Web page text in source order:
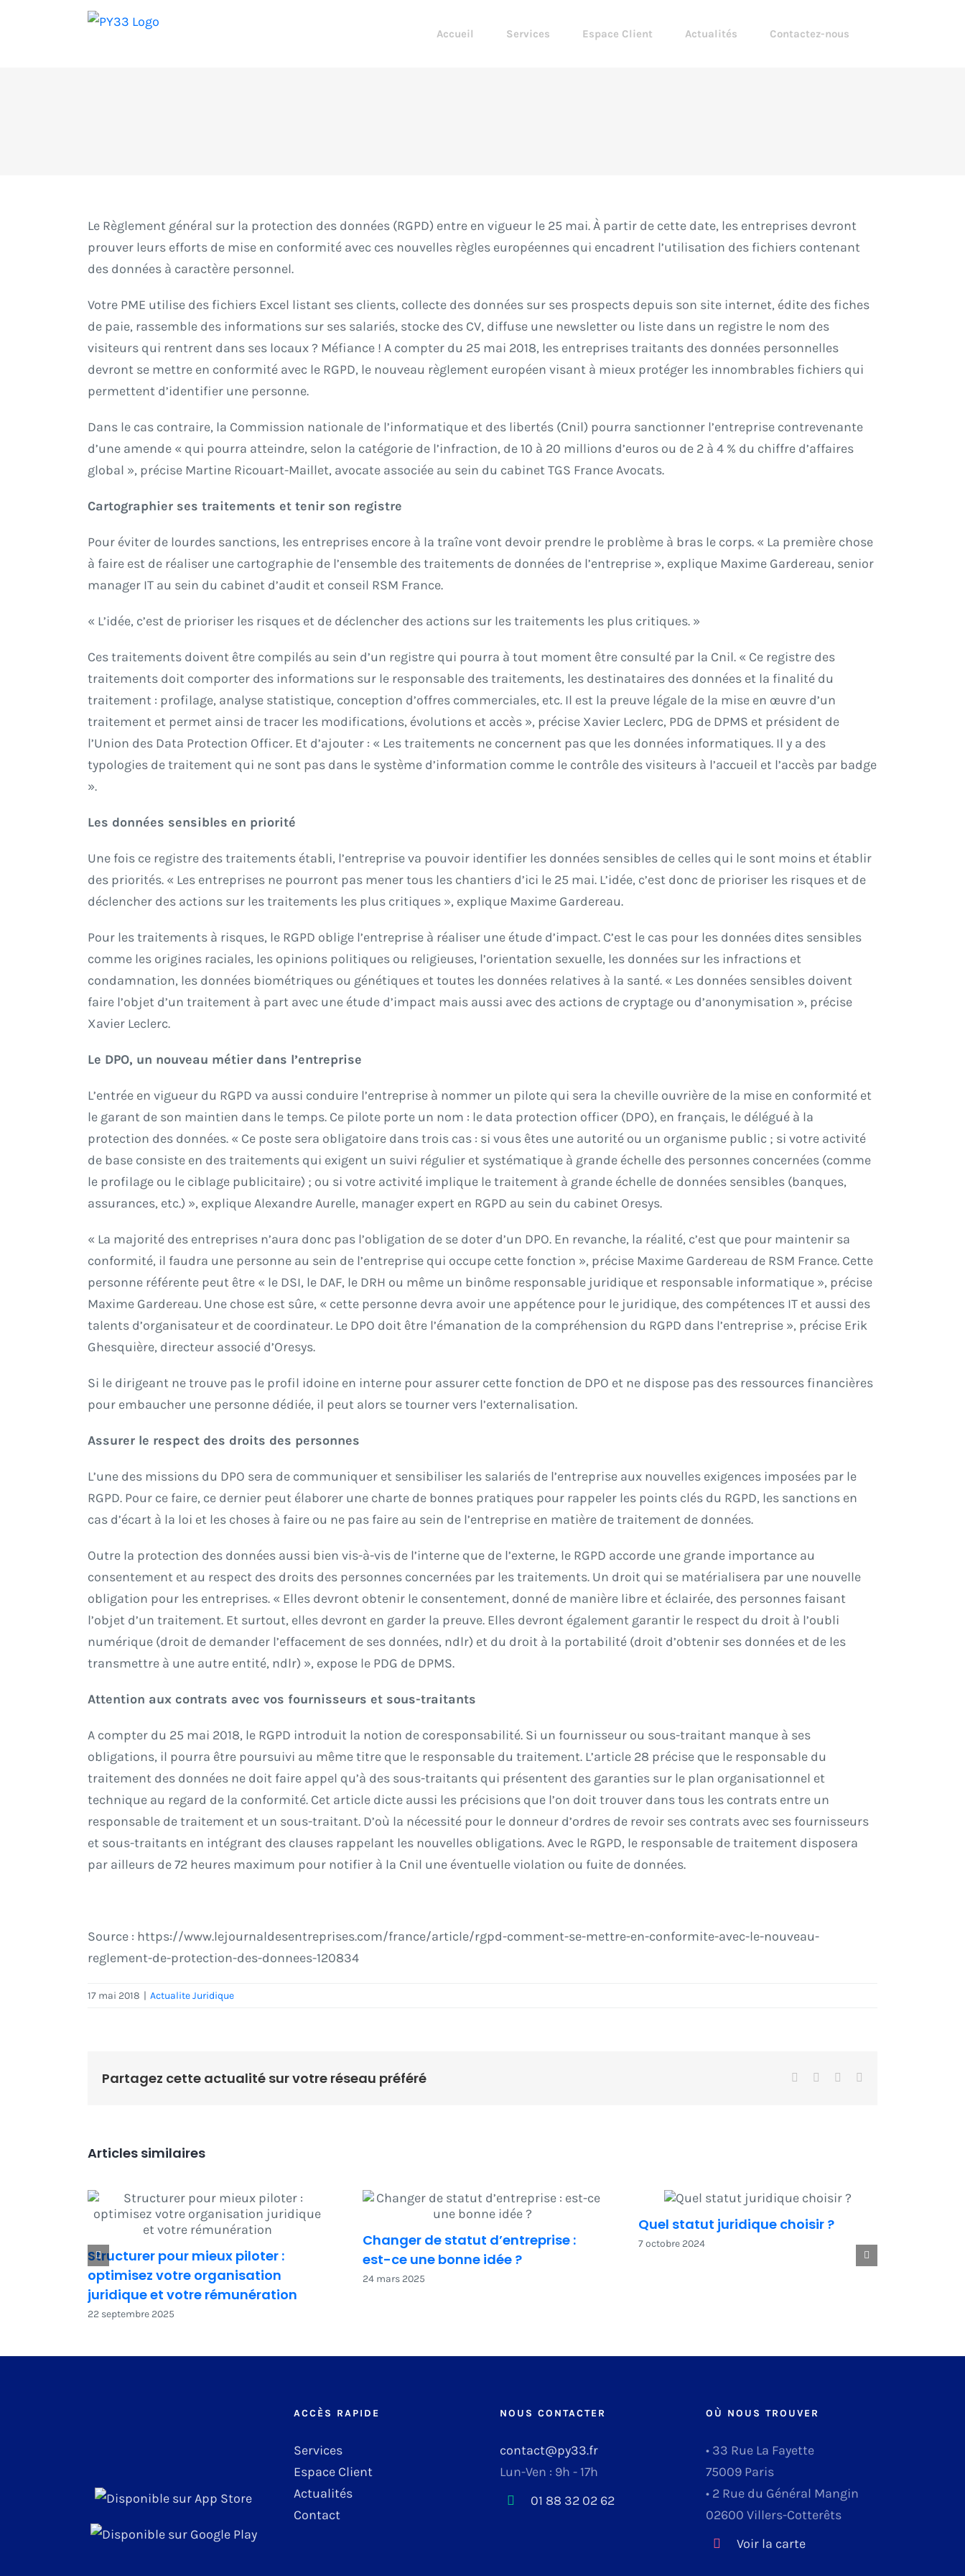
Accueil Services Espace Client Actualités Contactez-nous
Le Règlement général sur la protection des données (RGPD) entre en vigueur le 25 mai. À partir de cette date, les entreprises devront
prouver leurs efforts de mise en conformité avec ces nouvelles règles européennes qui encadrent l’utilisation des fichiers contenant
des données à caractère personnel.
Votre PME utilise des fichiers Excel listant ses clients, collecte des données sur ses prospects depuis son site internet, édite des fiches
de paie, rassemble des informations sur ses salariés, stocke des CV, diffuse une newsletter ou liste dans un registre le nom des
visiteurs qui rentrent dans ses locaux ? Méfiance ! A compter du 25 mai 2018, les entreprises traitants des données personnelles
devront se mettre en conformité avec le RGPD, le nouveau règlement européen visant à mieux protéger les innombrables fichiers qui
permettent d’identifier une personne.
Dans le cas contraire, la Commission nationale de l’informatique et des libertés (Cnil) pourra sanctionner l’entreprise contrevenante
d’une amende « qui pourra atteindre, selon la catégorie de l’infraction, de 10 à 20 millions d’euros ou de 2 à 4 % du chiffre d’affaires
global », précise Martine Ricouart-Maillet, avocate associée au sein du cabinet TGS France Avocats.
Cartographier ses traitements et tenir son registre
Pour éviter de lourdes sanctions, les entreprises encore à la traîne vont devoir prendre le problème à bras le corps. « La première chose
à faire est de réaliser une cartographie de l’ensemble des traitements de données de l’entreprise », explique Maxime Gardereau, senior
manager IT au sein du cabinet d’audit et conseil RSM France.
« L’idée, c’est de prioriser les risques et de déclencher des actions sur les traitements les plus critiques. »
Ces traitements doivent être compilés au sein d’un registre qui pourra à tout moment être consulté par la Cnil. « Ce registre des
traitements doit comporter des informations sur le responsable des traitements, les destinataires des données et la finalité du
traitement : profilage, analyse statistique, conception d’offres commerciales, etc. Il est la preuve légale de la mise en œuvre d’un
traitement et permet ainsi de tracer les modifications, évolutions et accès », précise Xavier Leclerc, PDG de DPMS et président de
l’Union des Data Protection Officer. Et d’ajouter : « Les traitements ne concernent pas que les données informatiques. Il y a des
typologies de traitement qui ne sont pas dans le système d’information comme le contrôle des visiteurs à l’accueil et l’accès par badge
».
Les données sensibles en priorité
Une fois ce registre des traitements établi, l’entreprise va pouvoir identifier les données sensibles de celles qui le sont moins et établir
des priorités. « Les entreprises ne pourront pas mener tous les chantiers d’ici le 25 mai. L’idée, c’est donc de prioriser les risques et de
déclencher des actions sur les traitements les plus critiques », explique Maxime Gardereau.
Pour les traitements à risques, le RGPD oblige l’entreprise à réaliser une étude d’impact. C’est le cas pour les données dites sensibles
comme les origines raciales, les opinions politiques ou religieuses, l’orientation sexuelle, les données sur les infractions et
condamnation, les données biométriques ou génétiques et toutes les données relatives à la santé. « Les données sensibles doivent
faire l’objet d’un traitement à part avec une étude d’impact mais aussi avec des actions de cryptage ou d’anonymisation », précise
Xavier Leclerc.
Le DPO, un nouveau métier dans l’entreprise
L’entrée en vigueur du RGPD va aussi conduire l’entreprise à nommer un pilote qui sera la cheville ouvrière de la mise en conformité et
le garant de son maintien dans le temps. Ce pilote porte un nom : le data protection officer (DPO), en français, le délégué à la
protection des données. « Ce poste sera obligatoire dans trois cas : si vous êtes une autorité ou un organisme public ; si votre activité
de base consiste en des traitements qui exigent un suivi régulier et systématique à grande échelle des personnes concernées (comme
le profilage ou le ciblage publicitaire) ; ou si votre activité implique le traitement à grande échelle de données sensibles (banques,
assurances, etc.) », explique Alexandre Aurelle, manager expert en RGPD au sein du cabinet Oresys.
« La majorité des entreprises n’aura donc pas l’obligation de se doter d’un DPO. En revanche, la réalité, c’est que pour maintenir sa
conformité, il faudra une personne au sein de l’entreprise qui occupe cette fonction », précise Maxime Gardereau de RSM France. Cette
personne référente peut être « le DSI, le DAF, le DRH ou même un binôme responsable juridique et responsable informatique », précise
Maxime Gardereau. Une chose est sûre, « cette personne devra avoir une appétence pour le juridique, des compétences IT et aussi des
talents d’organisateur et de coordinateur. Le DPO doit être l’émanation de la compréhension du RGPD dans l’entreprise », précise Erik
Ghesquière, directeur associé d’Oresys.
Si le dirigeant ne trouve pas le profil idoine en interne pour assurer cette fonction de DPO et ne dispose pas des ressources financières
pour embaucher une personne dédiée, il peut alors se tourner vers l’externalisation.
Assurer le respect des droits des personnes
L’une des missions du DPO sera de communiquer et sensibiliser les salariés de l’entreprise aux nouvelles exigences imposées par le
RGPD. Pour ce faire, ce dernier peut élaborer une charte de bonnes pratiques pour rappeler les points clés du RGPD, les sanctions en
cas d’écart à la loi et les choses à faire ou ne pas faire au sein de l’entreprise en matière de traitement de données.
Outre la protection des données aussi bien vis-à-vis de l’interne que de l’externe, le RGPD accorde une grande importance au
consentement et au respect des droits des personnes concernées par les traitements. Un droit qui se matérialisera par une nouvelle
obligation pour les entreprises. « Elles devront obtenir le consentement, donné de manière libre et éclairée, des personnes faisant
l’objet d’un traitement. Et surtout, elles devront en garder la preuve. Elles devront également garantir le respect du droit à l’oubli
numérique (droit de demander l’effacement de ses données, ndlr) et du droit à la portabilité (droit d’obtenir ses données et de les
transmettre à une autre entité, ndlr) », expose le PDG de DPMS.
Attention aux contrats avec vos fournisseurs et sous-traitants
A compter du 25 mai 2018, le RGPD introduit la notion de coresponsabilité. Si un fournisseur ou sous-traitant manque à ses
obligations, il pourra être poursuivi au même titre que le responsable du traitement. L’article 28 précise que le responsable du
traitement des données ne doit faire appel qu’à des sous-traitants qui présentent des garanties sur le plan organisationnel et
technique au regard de la conformité. Cet article dicte aussi les précisions que l’on doit trouver dans tous les contrats entre un
responsable de traitement et un sous-traitant. D’où la nécessité pour le donneur d’ordres de revoir ses contrats avec ses fournisseurs
et sous-traitants en intégrant des clauses rappelant les nouvelles obligations. Avec le RGPD, le responsable de traitement disposera
par ailleurs de 72 heures maximum pour notifier à la Cnil une éventuelle violation ou fuite de données.
Source : https://www.lejournaldesentreprises.com/france/article/rgpd-comment-se-mettre-en-conformite-avec-le-nouveau-
reglement-de-protection-des-donnees-120834
17 mai 2018 | Actualite Juridique
Partagez cette actualité sur votre réseau préféré Facebook LinkedIn
Articles similaires
Structurer pour mieux piloter :
optimisez votre organisation
juridique et votre rémunération
22 septembre 2025
Changer de statut d’entreprise :
est-ce une bonne idée ?
24 mars 2025
Quel statut juridique choisir ?
7 octobre 2024
ACCÈS RAPIDE
Services
Espace Client
Actualités
Contact
NOUS CONTACTER
contact@py33.fr
Lun-Ven : 9h - 17h
01 88 32 02 62
OÙ NOUS TROUVER
• 33 Rue La Fayette
75009 Paris
• 2 Rue du Général Mangin
02600 Villers-Cotterêts
Voir la carte